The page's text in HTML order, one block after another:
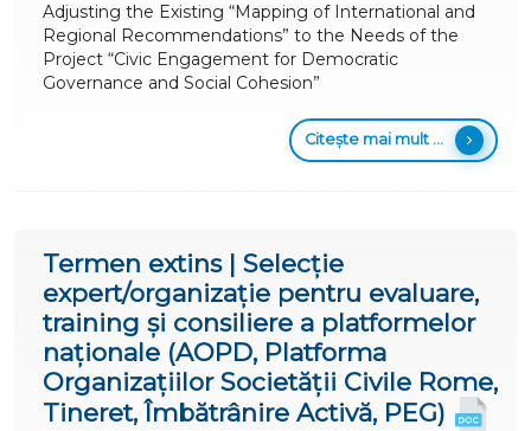
Adjusting the Existing “Mapping of International and
Regional Recommendations” to the Needs of the
Project “Civic Engagement for Democratic
Governance and Social Cohesion”
Citește mai mult ...
Termen extins | Selecție
expert/organizație pentru evaluare,
training și consiliere a platformelor
naționale (AOPD, Platforma
Organizațiilor Societății Civile Rome,
Tineret, Îmbătrânire Activă, PEG)